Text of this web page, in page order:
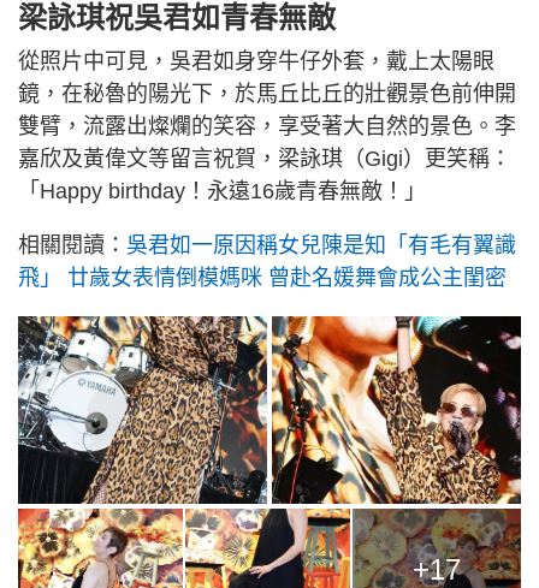
梁詠琪祝吳君如青春無敵
從照片中可見，吳君如身穿牛仔外套，戴上太陽眼
鏡，在秘魯的陽光下，於馬丘比丘的壯觀景色前伸開
雙臂，流露出燦爛的笑容，享受著大自然的景色。李
嘉欣及黃偉文等留言祝賀，梁詠琪（Gigi）更笑稱：
「Happy birthday！永遠16歲青春無敵！」
相關閱讀： 吳君如一原因稱女兒陳是知「有毛有翼識
飛」 廿歲女表情倒模媽咪 曾赴名媛舞會成公主閨密
+17